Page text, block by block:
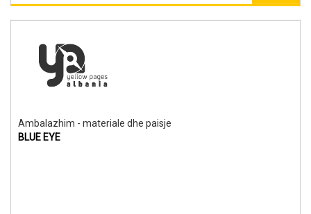
Ambalazhim - materiale dhe paisje
BLUE EYE